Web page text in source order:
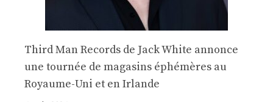
Third Man Records de Jack White annonce
une tournée de magasins éphémères au
Royaume-Uni et en Irlande